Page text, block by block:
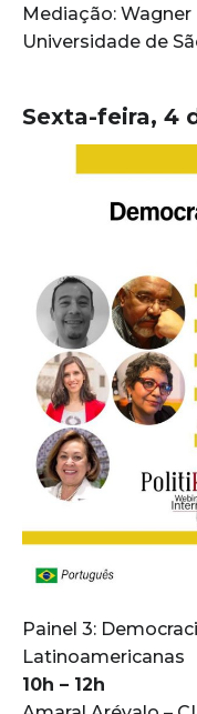
Mediação:
Universidade de
Sexta-feira, 4
Painel 3:
Latinoamericanas
10h – 12h